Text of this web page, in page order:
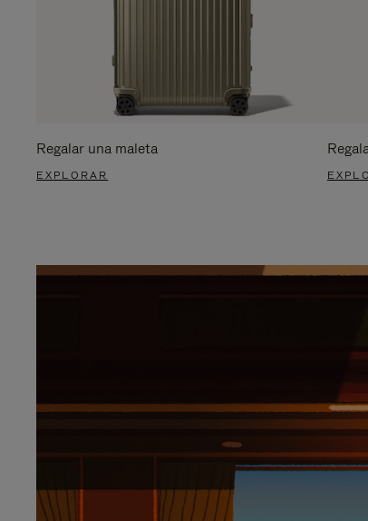
Regalar una maleta
EXPLORAR